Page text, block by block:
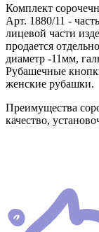
Комплект
Арт. 1880/11 -
лицевой части
продается
диаметр -11мм,
Рубашечные
женские рубашки.
Преимущества
качество,